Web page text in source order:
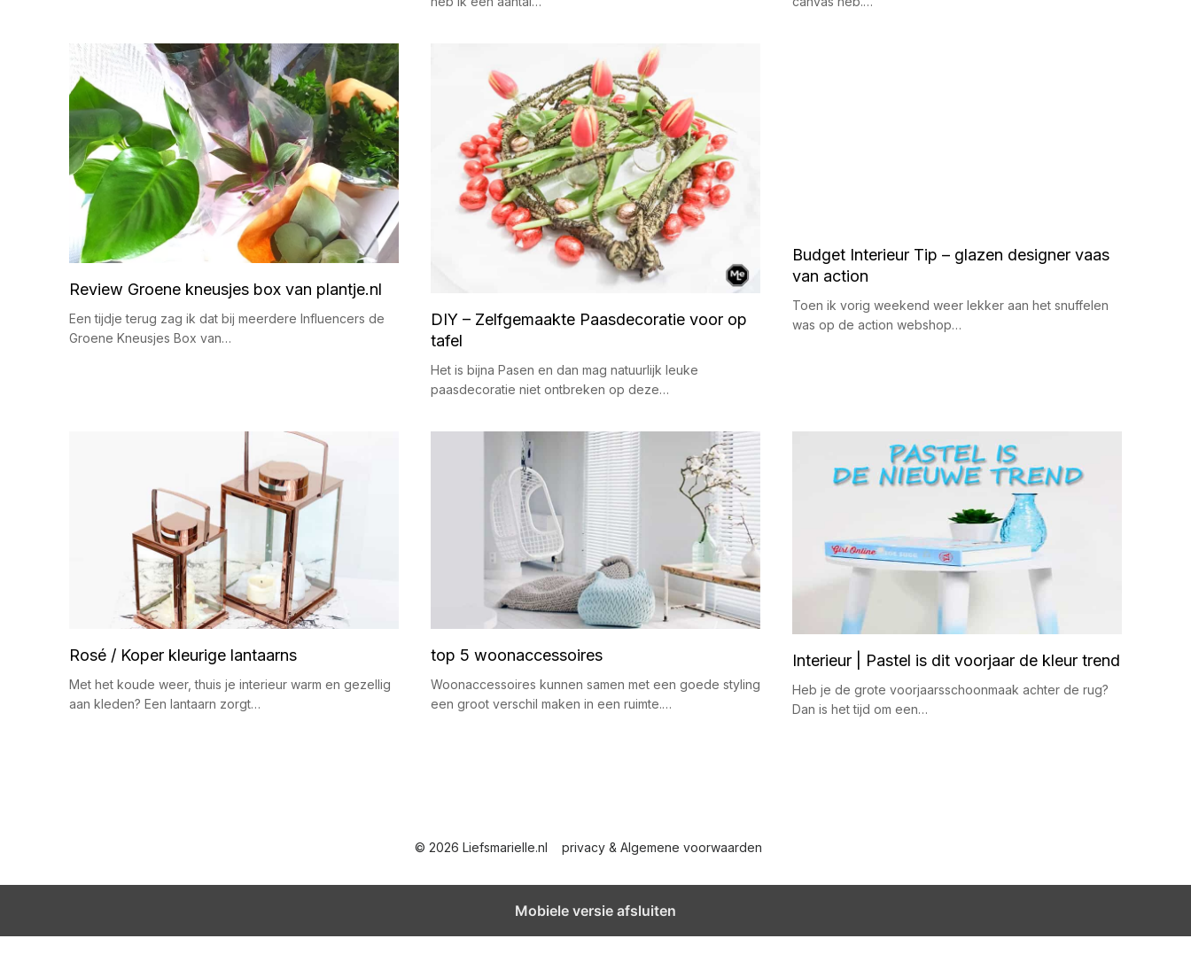
Review Groene kneusjes box van plantje.nl
Een tijdje terug zag ik dat bij meerdere Influencers de
Groene Kneusjes Box van…
DIY – Zelfgemaakte Paasdecoratie voor op
tafel
Het is bijna Pasen en dan mag natuurlijk leuke
paasdecoratie niet ontbreken op deze…
Budget Interieur Tip – glazen designer vaas
van action
Toen ik vorig weekend weer lekker aan het snuffelen
was op de action webshop…
Rosé / Koper kleurige lantaarns
Met het koude weer, thuis je interieur warm en gezellig
aan kleden? Een lantaarn zorgt…
top 5 woonaccessoires
Woonaccessoires kunnen samen met een goede styling
een groot verschil maken in een ruimte.…
Interieur | Pastel is dit voorjaar de kleur trend
Heb je de grote voorjaarsschoonmaak achter de rug?
Dan is het tijd om een…
© 2026 Liefsmarielle.nl privacy & Algemene voorwaarden
Mobiele versie afsluiten